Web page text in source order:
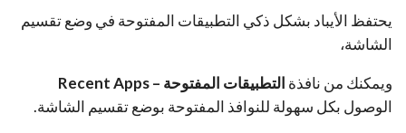
يحتفظ الأيباد بشكل ذكي التطبيقات المفتوحة في وضع تقسيم
الشاشة،
ويمكنك من نافذة التطبيقات المفتوحة – Recent Apps
الوصول بكل سهولة للنوافذ المفتوحة بوضع تقسيم الشاشة.